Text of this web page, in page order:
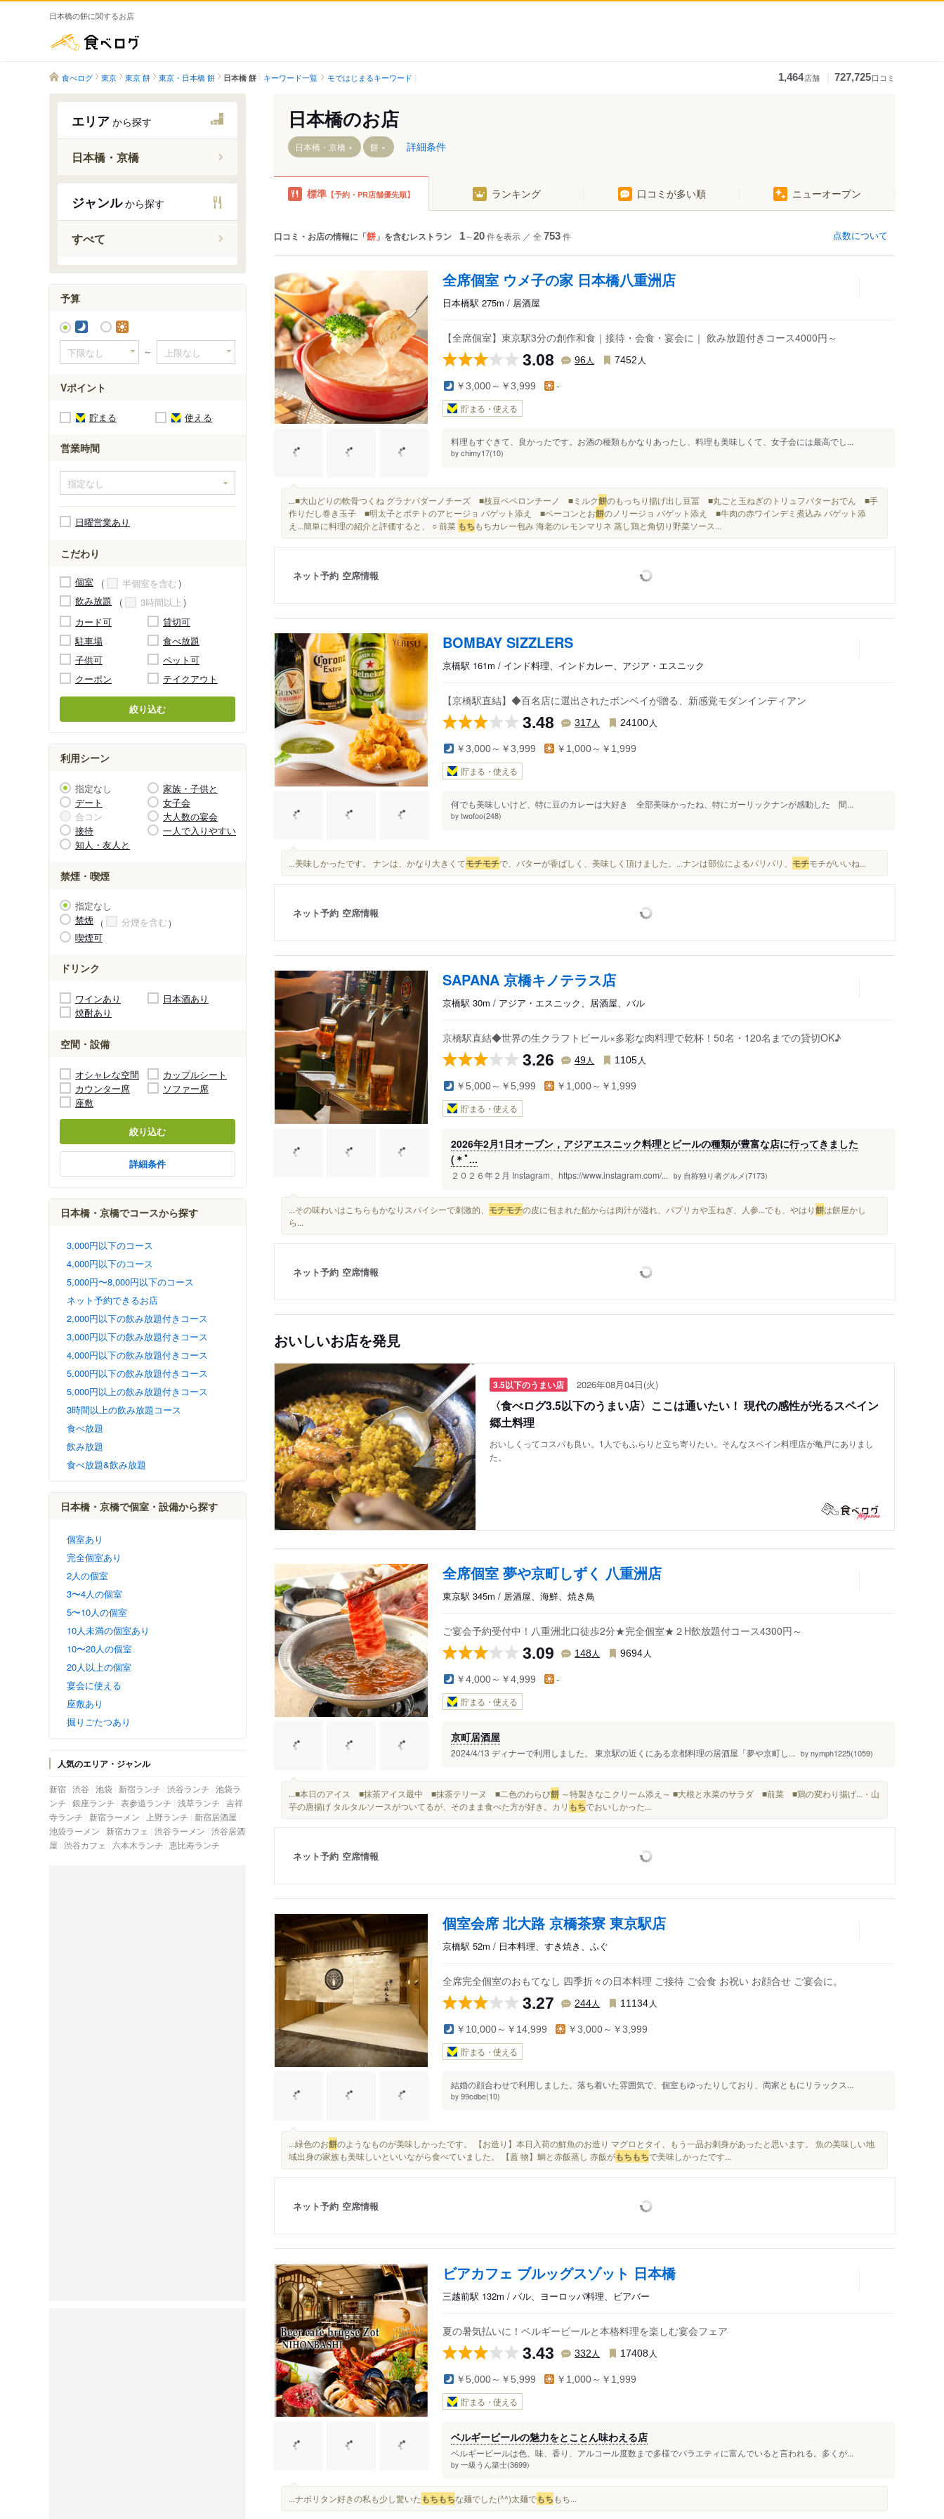
日本橋の餅に関するお店
食べログ 東京 東京 餅 東京・日本橋 餅 日本橋 餅 キーワード一覧 モではじまるキーワード 1,464店舗 727,725口コミ
エリア から探す
日本橋・京橋
新日本橋駅
日本橋駅
京橋駅
宝町駅
ジャンルから探す
すべて
予算
～
Vポイント
貯まる 使える
営業時間
日曜営業あり
こだわり
個室
半個室を含む
飲み放題
3時間以上
カード可
貸切可
駐車場
食べ放題
子供可
ペット可
クーポン
テイクアウト
絞り込む
利用シーン
指定なし
家族・子供と
デート
女子会
合コン
大人数の宴会
接待
一人で入りやすい
知人・友人と
禁煙・喫煙
指定なし
禁煙
分煙を含む
喫煙可
ドリンク
ワインあり
日本酒あり
焼酎あり
空間・設備
オシャレな空間
カップルシート
カウンター席
ソファー席
座敷
絞り込む
詳細条件
日本橋・京橋でコースから探す
3,000円以下のコース
4,000円以下のコース
5,000円〜8,000円以下のコース
ネット予約できるお店
2,000円以下の飲み放題付きコース
3,000円以下の飲み放題付きコース
4,000円以下の飲み放題付きコース
5,000円以下の飲み放題付きコース
5,000円以上の飲み放題付きコース
3時間以上の飲み放題コース
食べ放題
飲み放題
食べ放題&飲み放題
日本橋・京橋で個室・設備から探す
個室あり
完全個室あり
2人の個室
3〜4人の個室
5〜10人の個室
10人未満の個室あり
10〜20人の個室
20人以上の個室
宴会に使える
座敷あり
掘りごたつあり
人気のエリア・ジャンル
新宿 渋谷 池袋 新宿ランチ 渋谷ランチ 池袋ラ
ンチ 銀座ランチ 表参道ランチ 浅草ランチ 吉祥
寺ランチ
新宿ラーメン 上野ランチ
新宿居酒屋
池袋ラーメン
新宿カフェ 渋谷ラーメン 渋谷居酒
屋 渋谷カフェ 六本木ランチ 恵比寿ランチ
日本橋のお店
日本橋・京橋 餅 詳細条件
標準 【予約・PR店舗優先順】 ランキング 口コミが多い順 ニューオープン
口コミ・お店の情報に「餅 」を含むレストラン 1～20件を表示 ／ 全 753件 点数について
全席個室 ウメ子の家 日本橋八重洲店
日本橋駅 275m / 居酒屋
【全席個室】東京駅3分の創作和食｜接待・会食・宴会に｜ 飲み放題付きコース4000円～
3.08 96人 7452 人
￥3,000～￥3,999 -
貯まる・使える
料理もすぐきて、良かったです。お酒の種類もかなりあったし、料理も美味しくて、女子会には最高でし...
by chimy17(10)
...■大山どりの軟骨つくね グラナパダーノチーズ ■枝豆ペペロンチーノ ■ミルク餅のもっちり揚げ出し豆冨 ■丸ごと玉ねぎのトリュフバターおでん ■手
作りだし巻き玉子 ■明太子とポテトのアヒージョ バゲット添え ■ベーコンとお餅のノリージョ バゲット添え ■牛肉の赤ワインデミ煮込み バゲット添
え...簡単に料理の紹介と評価すると、 ○ 前菜 もちもちカレー包み 海老のレモンマリネ 蒸し鶏と角切り野菜ソース...
ネット予約 空席情報
BOMBAY SIZZLERS
京橋駅 161m / インド料理、インドカレー、アジア・エスニック
【京橋駅直結】◆百名店に選出されたボンベイが贈る、新感覚モダンインディアン
3.48 317 人 24100 人
￥3,000～￥3,999 ￥1,000～￥1,999
貯まる・使える
何でも美味しいけど、特に豆のカレーは大好き 全部美味かったね、特にガーリックナンが感動した 間...
by twofoo(248)
...美味しかったです。 ナンは、かなり大きくてモチモチで、バターが香ばしく、美味しく頂けました。...ナンは部位によるパリパリ、 モチモチがいいね...
ネット予約 空席情報
SAPANA 京橋キノテラス店
京橋駅 30m / アジア・エスニック、居酒屋、バル
京橋駅直結◆世界の生クラフトビール×多彩な肉料理で乾杯！50名・120名までの貸切OK♪
3.26 49人 1105 人
￥5,000～￥5,999 ￥1,000～￥1,999
貯まる・使える
2026年2月1日オーブン，アジアエスニック料理とビールの種類が豊富な店に行ってきました
(＊ﾟ...
２０２６年２月 Instagram、https://www.instagram.com/... by 自称独り者グルメ(7173)
...その味わいはこちらもかなりスパイシーで刺激的、 モチモチの皮に包まれた餡からは肉汁が溢れ、パプリカや玉ねぎ、人参...でも、やはり餅は餅屋かし
ら...
ネット予約 空席情報
おいしいお店を発見
3.5以下のうまい店 2026年08月04日(火)
〈食べログ3.5以下のうまい店〉ここは通いたい！ 現代の感性が光るスペイン
郷土料理
おいしくってコスパも良い。1人でもふらりと立ち寄りたい。そんなスペイン料理店が亀戸にありまし
た。
全席個室 夢や京町しずく 八重洲店
東京駅 345m / 居酒屋、海鮮、焼き鳥
ご宴会予約受付中！八重洲北口徒歩2分★完全個室★２H飲放題付コース4300円～
3.09 148人 9694 人
￥4,000～￥4,999 -
貯まる・使える
京町居酒屋
2024/4/13 ディナーで利用しました。 東京駅の近くにある京都料理の居酒屋「夢や京町し... by nymph1225(1059)
...■本日のアイス ■抹茶アイス最中 ■抹茶テリーヌ ■二色のわらび餅 ～特製きなこクリーム添え～ ■大根と水菜のサラダ ■前菜 ■鶏の変わり揚げ...・山
芋の唐揚げ タルタルソースがついてるが、そのまま食べた方が好き。カリ もちでおいしかった...
ネット予約 空席情報
個室会席 北大路 京橋茶寮 東京駅店
京橋駅 52m / 日本料理、すき焼き、ふぐ
全席完全個室のおもてなし 四季折々の日本料理 ご接待 ご会食 お祝い お顔合せ ご宴会に。
3.27 244人 11134 人
￥10,000～￥14,999 ￥3,000～￥3,999
貯まる・使える
結婚の顔合わせで利用しました。落ち着いた雰囲気で、個室もゆったりしており、両家ともにリラックス...
by 99cdbe(10)
...緑色のお餅のようなものが美味しかったです。 【お造り】本日入荷の鮮魚のお造り マグロとタイ、もう一品お刺身があったと思います。 魚の美味しい地
域出身の家族も美味しいといいながら食べていました。 【蓋 物】鯛と赤飯蒸し 赤飯がもちもちで美味しかったです...
ネット予約 空席情報
ビアカフェ ブルッグスゾット 日本橋
三越前駅 132m / バル、ヨーロッパ料理、ビアバー
夏の暑気払いに！ベルギービールと本格料理を楽しむ宴会フェア
3.43 332 人 17408 人
￥5,000～￥5,999 ￥1,000～￥1,999
貯まる・使える
ベルギービールの魅力をとことん味わえる店
ベルギービールは色、味、香り、アルコール度数まで多様でバラエティに富んでいると言われる。多くが...
by 一級うん築士(3699)
...ナポリタン好きの私も少し驚いたもちもちな麺でした(^^)太麺でもちもち...